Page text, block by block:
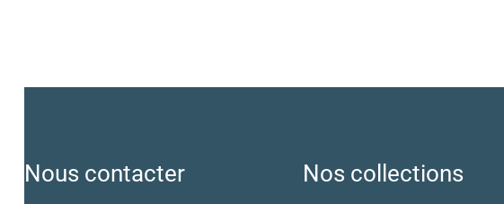
Nous contacter Nos collections